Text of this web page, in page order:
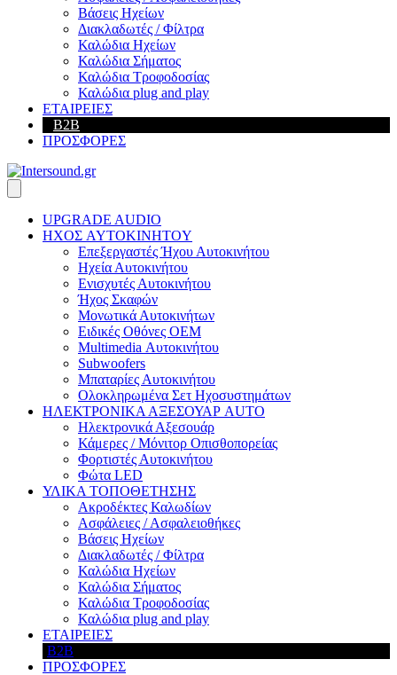
Βάσεις Ηχείων
Διακλαδωτές / Φίλτρα
Καλώδια Ηχείων
Καλώδια Σήματος
Καλώδια Τροφοδοσίας
Καλώδια plug and play
ΕΤΑΙΡΕΙΕΣ
B2B
ΠΡΟΣΦΟΡΕΣ
UPGRADE AUDIO
ΗΧΟΣ AYTOKINHTOY
Επεξεργαστές Ήχου Αυτοκινήτου
Ηχεία Αυτοκινήτου
Ενισχυτές Αυτοκινήτου
Ήχος Σκαφών
Μονωτικά Αυτοκινήτων
Ειδικές Οθόνες OEM
Multimedia Αυτοκινήτου
Subwoofers
Μπαταρίες Αυτοκινήτου
Ολοκληρωμένα Σετ Ηχοσυστημάτων
ΗΛΕΚΤΡΟΝΙΚΑ ΑΞΕΣΟΥΑΡ AUTO
Ηλεκτρονικά Αξεσουάρ
Κάμερες / Μόνιτορ Οπισθοπορείας
Φορτιστές Αυτοκινήτου
Φώτα LED
ΥΛΙΚΑ ΤΟΠΟΘΕΤΗΣΗΣ
Ακροδέκτες Καλωδίων
Ασφάλειες / Ασφαλειοθήκες
Βάσεις Ηχείων
Διακλαδωτές / Φίλτρα
Καλώδια Ηχείων
Καλώδια Σήματος
Καλώδια Τροφοδοσίας
Καλώδια plug and play
ΕΤΑΙΡΕΙΕΣ
B2B
ΠΡΟΣΦΟΡΕΣ